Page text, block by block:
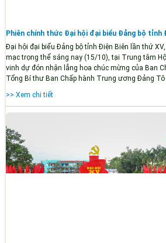
Phiên chính thức Đại hội đại biểu Đảng bộ tỉnh
Đại hội đại biểu Đảng bộ tỉnh Điện Biên lần thứ
mạc trọng thể sáng nay (15/10), tại Trung tâm
vinh dự đón nhận lẵng hoa chúc mừng của Ban
Tổng Bí thư Ban Chấp hành Trung ương Đảng Tô
>> Xem chi tiết